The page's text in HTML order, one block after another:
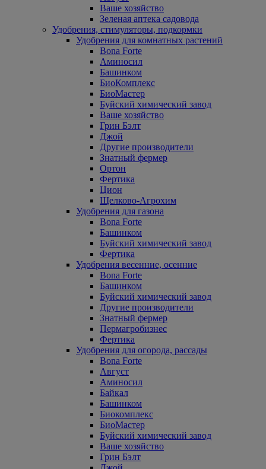
Ваше хозяйство
Зеленая аптека садовода
Удобрения, стимуляторы, подкормки
Удобрения для комнатных растений
Bona Forte
Аминосил
Башинком
БиоКомплекс
БиоМастер
Буйский химический завод
Ваше хозяйство
Грин Бэлт
Джой
Другие производители
Знатный фермер
Ортон
Фертика
Цион
Щелково-Агрохим
Удобрения для газона
Bona Forte
Башинком
Буйский химический завод
Фертика
Удобрения весенние, осенние
Bona Forte
Башинком
Буйский химический завод
Другие производители
Знатный фермер
Пермагробизнес
Фертика
Удобрения для огорода, рассады
Bona Forte
Август
Аминосил
Байкал
Башинком
Биокомплекс
БиоМастер
Буйский химический завод
Ваше хозяйство
Грин Бэлт